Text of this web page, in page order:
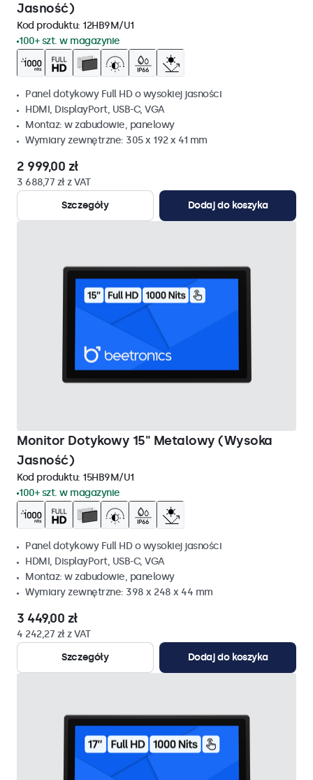
Jasność)
Kod produktu: 12HB9M/U1
100+ szt. w magazynie
Panel dotykowy Full HD o wysokiej jasności
HDMI, DisplayPort, USB-C, VGA
Montaz: w zabudowie, panelowy
Wymiary zewnętrzne: 305 x 192 x 41 mm
2 999,00 zł
3 688,77 zł z VAT
Szczegóły
Dodaj do koszyka
Monitor Dotykowy 15" Metalowy (Wysoka
Jasność)
Kod produktu: 15HB9M/U1
100+ szt. w magazynie
Panel dotykowy Full HD o wysokiej jasności
HDMI, DisplayPort, USB-C, VGA
Montaz: w zabudowie, panelowy
Wymiary zewnętrzne: 398 x 248 x 44 mm
3 449,00 zł
4 242,27 zł z VAT
Szczegóły
Dodaj do koszyka